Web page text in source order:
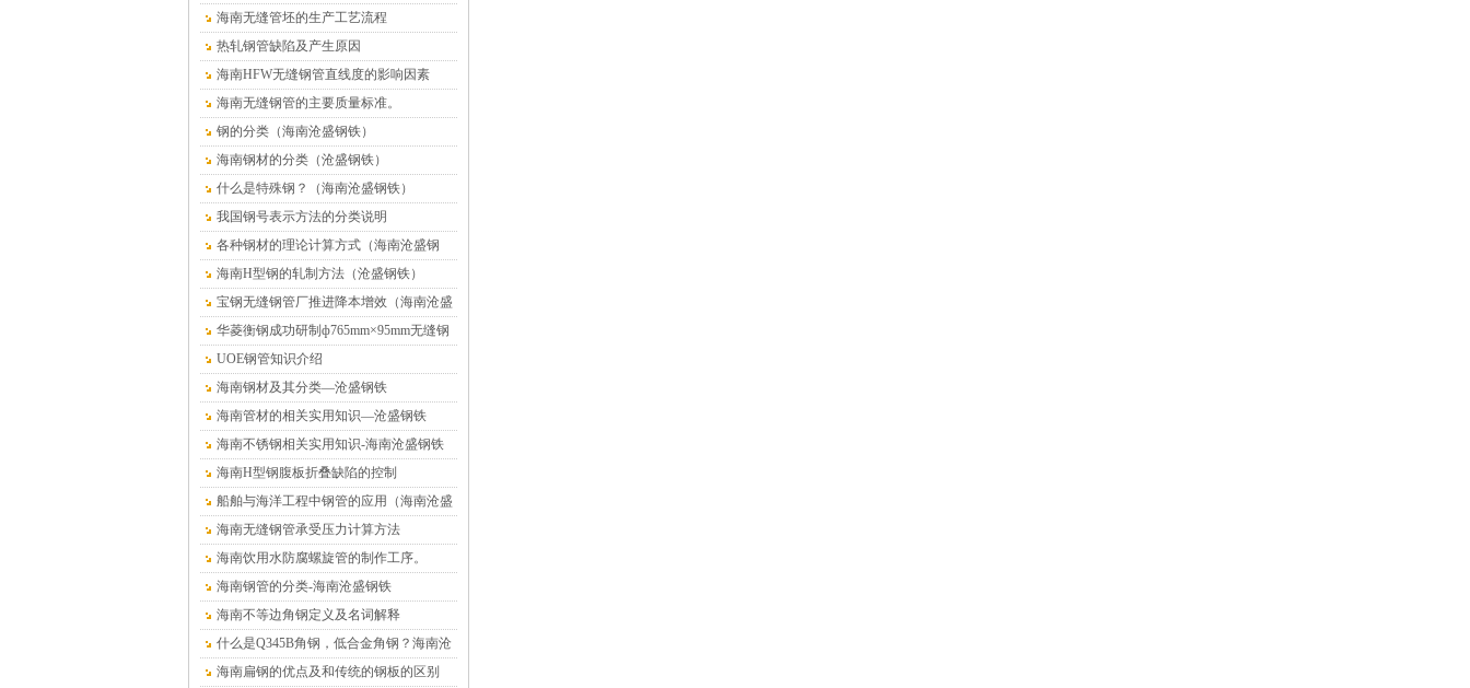
海南无缝管坯的生产工艺流程
热轧钢管缺陷及产生原因
海南HFW无缝钢管直线度的影响因素
海南无缝钢管的主要质量标准。
钢的分类（海南沧盛钢铁）
海南钢材的分类（沧盛钢铁）
什么是特殊钢？（海南沧盛钢铁）
我国钢号表示方法的分类说明
各种钢材的理论计算方式（海南沧盛钢
铁）
海南H型钢的轧制方法（沧盛钢铁）
宝钢无缝钢管厂推进降本增效（海南沧盛
钢铁）
华菱衡钢成功研制ф765mm×95mm无缝钢
管（海南沧盛）
UOE钢管知识介绍
海南钢材及其分类—沧盛钢铁
海南管材的相关实用知识—沧盛钢铁
海南不锈钢相关实用知识-海南沧盛钢铁
海南H型钢腹板折叠缺陷的控制
船舶与海洋工程中钢管的应用（海南沧盛
钢铁）
海南无缝钢管承受压力计算方法
海南饮用水防腐螺旋管的制作工序。
海南钢管的分类-海南沧盛钢铁
海南不等边角钢定义及名词解释
什么是Q345B角钢，低合金角钢？海南沧
盛钢铁
海南扁钢的优点及和传统的钢板的区别